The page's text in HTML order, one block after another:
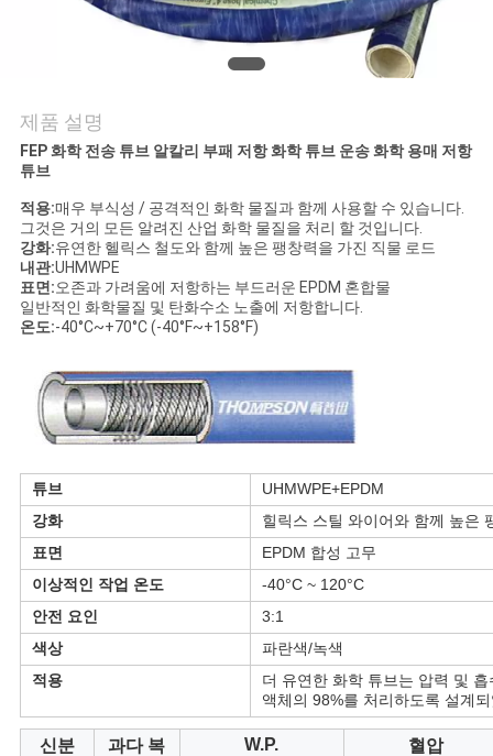
조
회
를
요
청
이
트
PRIVACY
POLICY
제품 설명
FEP 화학 전송 튜브 알칼리 부패 저항 화학 튜브 운송 화학 용매 저항
튜브
적용:매우 부식성 / 공격적인 화학 물질과 함께 사용할 수 있습니다.
그것은 거의 모든 알려진 산업 화학 물질을 처리 할 것입니다.
강화:유연한 헬릭스 철도와 함께 높은 팽창력을 가진 직물 로드
내관:UHMWPE
표면:오존과 가려움에 저항하는 부드러운 EPDM 혼합물
일반적인 화학물질 및 탄화수소 노출에 저항합니다.
온도:-40°C~+70°C (-40°F~+158°F)
튜브
UHMWPE+EPDM
강화
힐릭스 스틸 와이어와 함께 높은
표면
EPDM 합성 고무
이상적인 작업 온도
-40°C ~ 120°C
안전 요인
3:1
색상
파란색/녹색
적용
더 유연한 화학 튜브는 압력 및
액체의 98%를 처리하도록 설계
신분
과다 복
W.P. 혈압